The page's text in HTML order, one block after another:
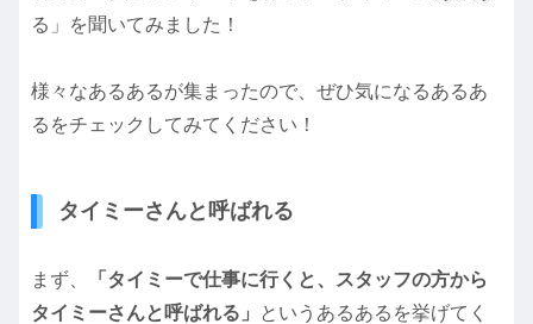
る」を聞いてみました！
様々なあるあるが集まったので、ぜひ気になるあるあ
るをチェックしてみてください！
タイミーさんと呼ばれる
まず、
「タイミーで仕事に行くと、スタッフの方から
タイミーさんと呼ばれる」
というあるあるを挙げてく